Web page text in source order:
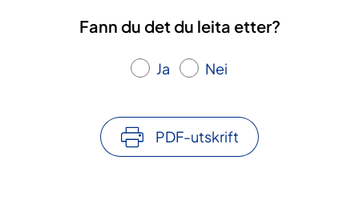
Fann du det du leita etter?
Ja Nei
PDF-utskrift